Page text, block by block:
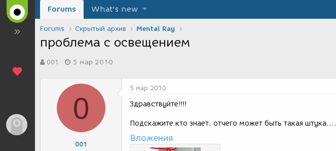
Forums What's new
Forums Скрытый архив Mental Ray
проблема с освещением
в
001
а
а
о
з
д
а
и
5 мар 2010
0
001
5 мар 2010
Здравствуйте!!!!
Подскажите кто знает, отчего может быть такая штука....
Вложения